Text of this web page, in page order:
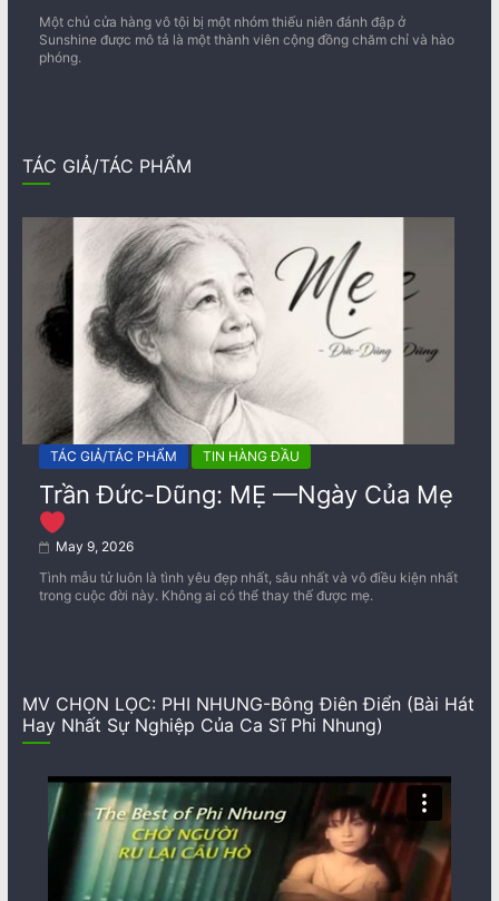
Một chủ cửa hàng vô tội bị một nhóm thiếu niên đánh đập ở
Sunshine được mô tả là một thành viên cộng đồng chăm chỉ và hào
phóng.
TÁC GIẢ/TÁC PHẨM
TÁC GIẢ/TÁC PHẨM TIN HÀNG ĐẦU
Trần Đức-Dũng: MẸ —Ngày Của Mẹ
May 9, 2026
Tình mẫu tử luôn là tình yêu đẹp nhất, sâu nhất và vô điều kiện nhất
trong cuộc đời này. Không ai có thể thay thế được mẹ.
MV CHỌN LỌC: PHI NHUNG-Bông Điên Điển (Bài Hát
Hay Nhất Sự Nghiệp Của Ca Sĩ Phi Nhung)